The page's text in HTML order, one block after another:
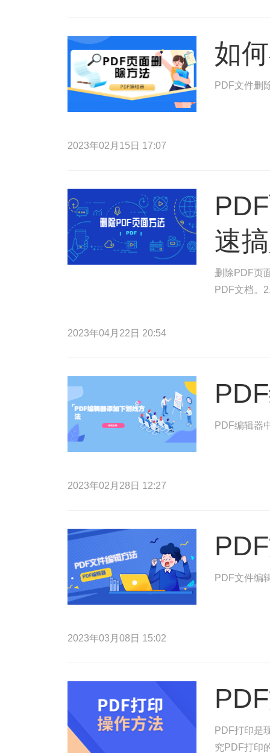
如
PDF文件删
2023年02月15日 17:07
速
删除PDF页
PDF文档。
2023年04月22日 20:54
PDF编辑器
2023年02月28日 12:27
PDF文件编
2023年03月08日 15:02
PDF打印是
究PDF打印